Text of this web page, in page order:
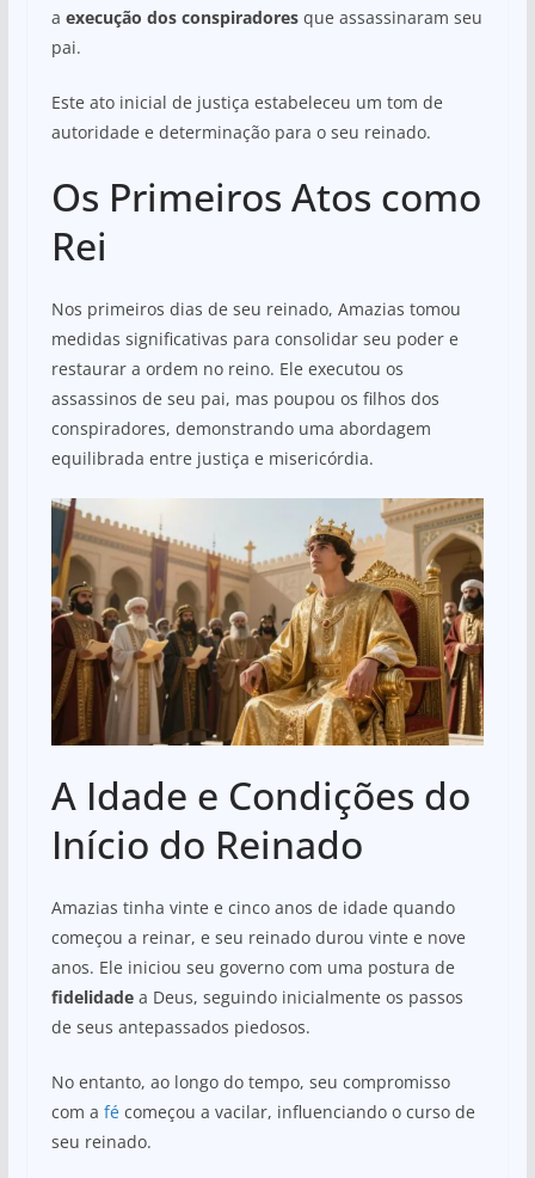
a execução dos conspiradoresque assassinaram seu
pai.
Este ato inicial de justiça estabeleceu um tom de
autoridade e determinação para o seu reinado.
Os Primeiros Atos como
Rei
Nos primeiros dias de seu reinado, Amazias tomou
medidas significativas para consolidar seu poder e
restaurar a ordem no reino. Ele executou os
assassinos de seu pai, mas poupou os filhos dos
conspiradores, demonstrando uma abordagem
equilibrada entre justiça e misericórdia.
A Idade e Condições do
Início do Reinado
Amazias tinha vinte e cinco anos de idade quando
começou a reinar, e seu reinado durou vinte e nove
anos. Ele iniciou seu governo com uma postura de
fidelidadea Deus, seguindo inicialmente os passos
de seus antepassados piedosos.
No entanto, ao longo do tempo, seu compromisso
com a fécomeçou a vacilar, influenciando o curso de
seu reinado.